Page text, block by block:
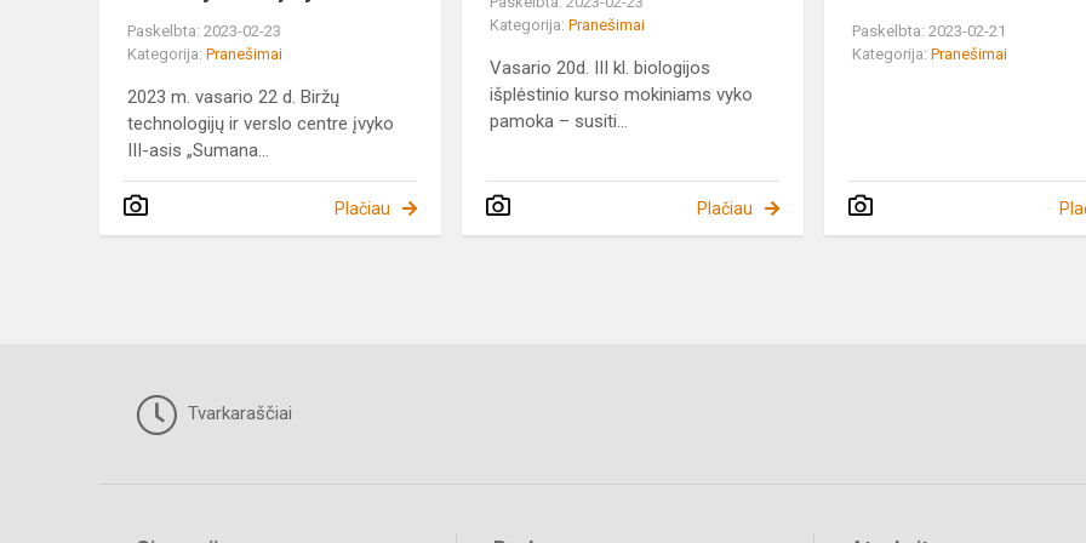
Paskelbta: 2023-02-23
Kategorija: Pranešimai
2023 m. vasario 22 d. Biržų
technologijų ir verslo centre įvyko
III-asis „Sumana...
Plačiau
Kategorija:Pranešimai
Vasario 20d. III kl. biologijos
išplėstinio kurso mokiniams vyko
pamoka – susiti...
Plačiau
Paskelbta: 2023-02-21
Kategorija:Pranešimai
Tvarkaraščiai